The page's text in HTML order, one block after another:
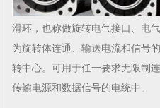
滑环，也称做旋转电气接口、电
为旋转体连通、输送电流和信号
转中心。可用于任一要求无限制
传输电源和数据信号的电统中。